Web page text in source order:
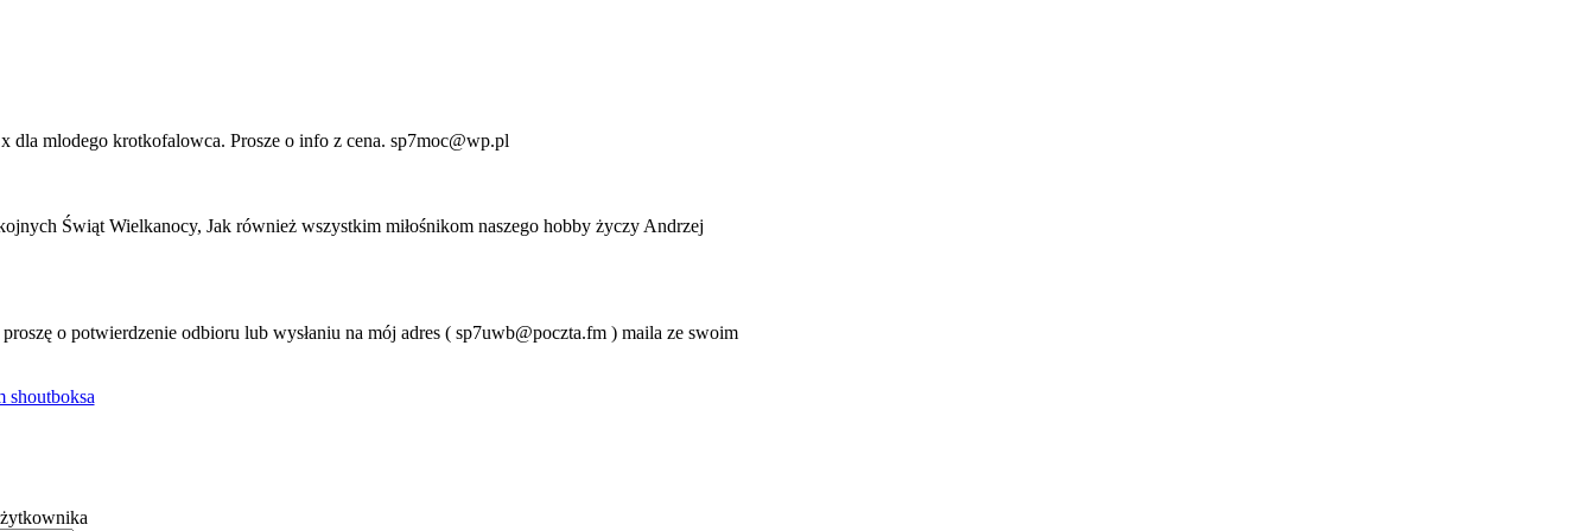
mlodego krotkofalowca. Prosze o info z cena. sp7moc@wp.pl
Świąt Wielkanocy, Jak również wszystkim miłośnikom naszego hobby życzy Andrzej
o potwierdzenie odbioru lub wysłaniu na mój adres ( sp7uwb@poczta.fm ) maila ze swoim
shoutboksa